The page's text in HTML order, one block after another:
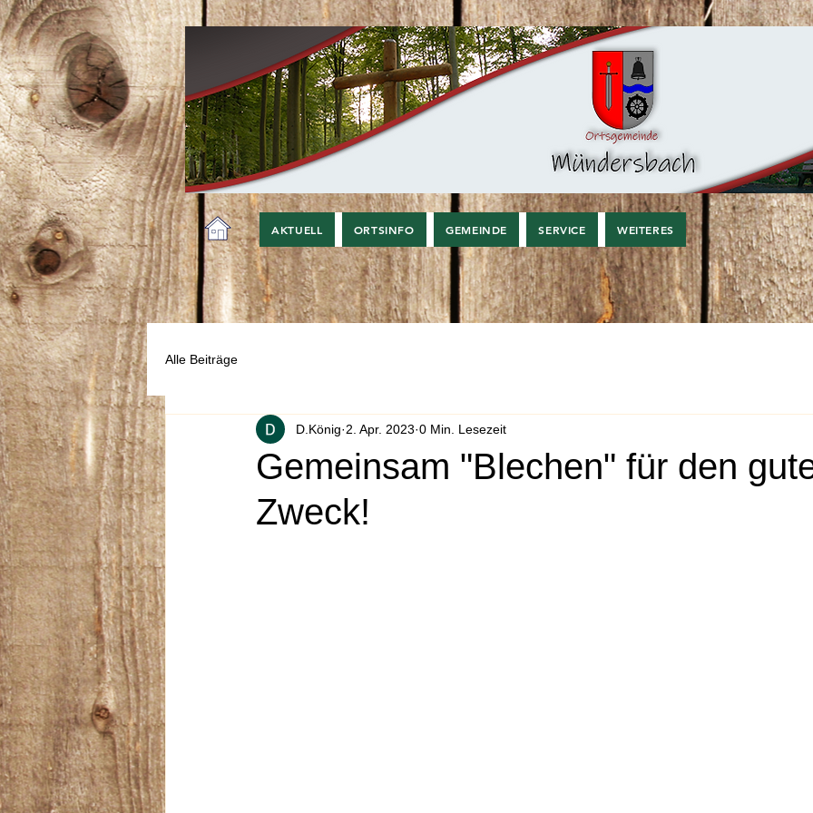
AKTUELL ORTSINFO GEMEINDE SERVICE WEITERES
Alle Beiträge
Gemeinsam "Blechen" für den
Zweck!
D.König 2. Apr. 2023 0 Min. Lesezeit